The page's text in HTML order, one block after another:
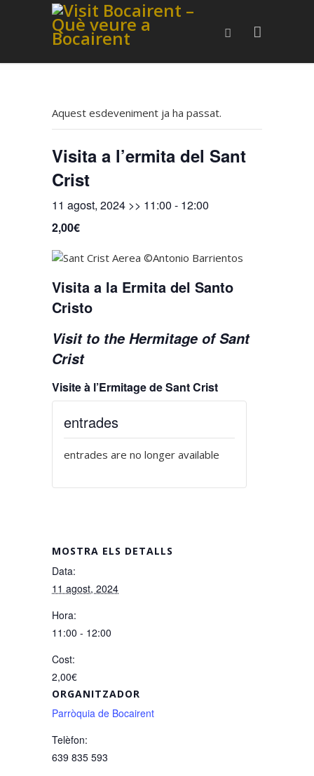
Aquest esdeveniment ja ha passat.
Visita a l’ermita del Sant
Crist
11 agost, 2024 >> 11:00 - 12:00
2,00€
Visita a la Ermita del Santo
Cristo
Visit to the Hermitage of Sant
Crist
Visite à l’Ermitage de Sant Crist
MOSTRA ELS DETALLS
Data:
11 agost, 2024
Hora:
11:00 - 12:00
Cost:
2,00€
ORGANITZADOR
Parròquia de Bocairent
Telèfon:
639 835 593
entrades
entrades are no longer available